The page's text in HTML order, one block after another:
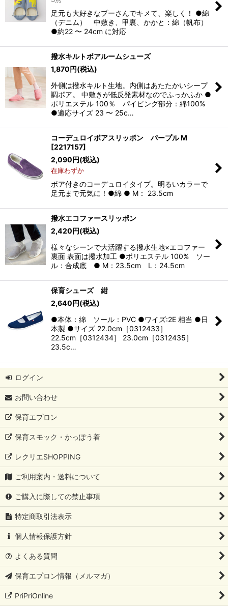
足元も大好きなプーさんでキメて、楽しく！ ●綿
（デニム） 中敷き、甲裏、かかと：綿（帆布）
●約22 〜 24cm に対応
撥水キルトボアルームシューズ
1,870 円(税込)
外側は撥水キルト生地。内側はあたたかいシープ
調ボア。 中敷きが低反発素材なのでふっかふか ●
ポリエステル 100％ パイピング部分：綿100%
●適応サイズ 23 〜 25c…
コーデュロイボアスリッポン パープル M
[2217157]
2,090 円(税込)
在庫わずか
ボア付きのコーデュロイタイプ。明るいカラーで
足元まで元気に！●綿 ● M： 23.5cm
撥水エコファースリッポン
2,420 円(税込)
様々なシーンで大活躍する撥水生地×エコファー
裏面 表面は撥水加工 ●ポリエステル 100% ソー
ル：合成底 ● M：23.5cm L：24.5cm
保育シューズ 紺
2,640 円(税込)
●本体：綿 ソール：PVC ●ワイズ:2E 相当 ●日
本製 ●サイズ 22.0cm［0312433］
22.5cm［0312434］ 23.0cm［0312435］
23.5c…
ログイン
お問い合わせ
保育エプロン
保育スモック・かっぽう着
レクリエSHOPPING
ご利用案内・送料について
ご購入に際しての禁止事項
特定商取引法表示
個人情報保護方針
よくある質問
保育エプロン情報（メルマガ）
PriPriOnline